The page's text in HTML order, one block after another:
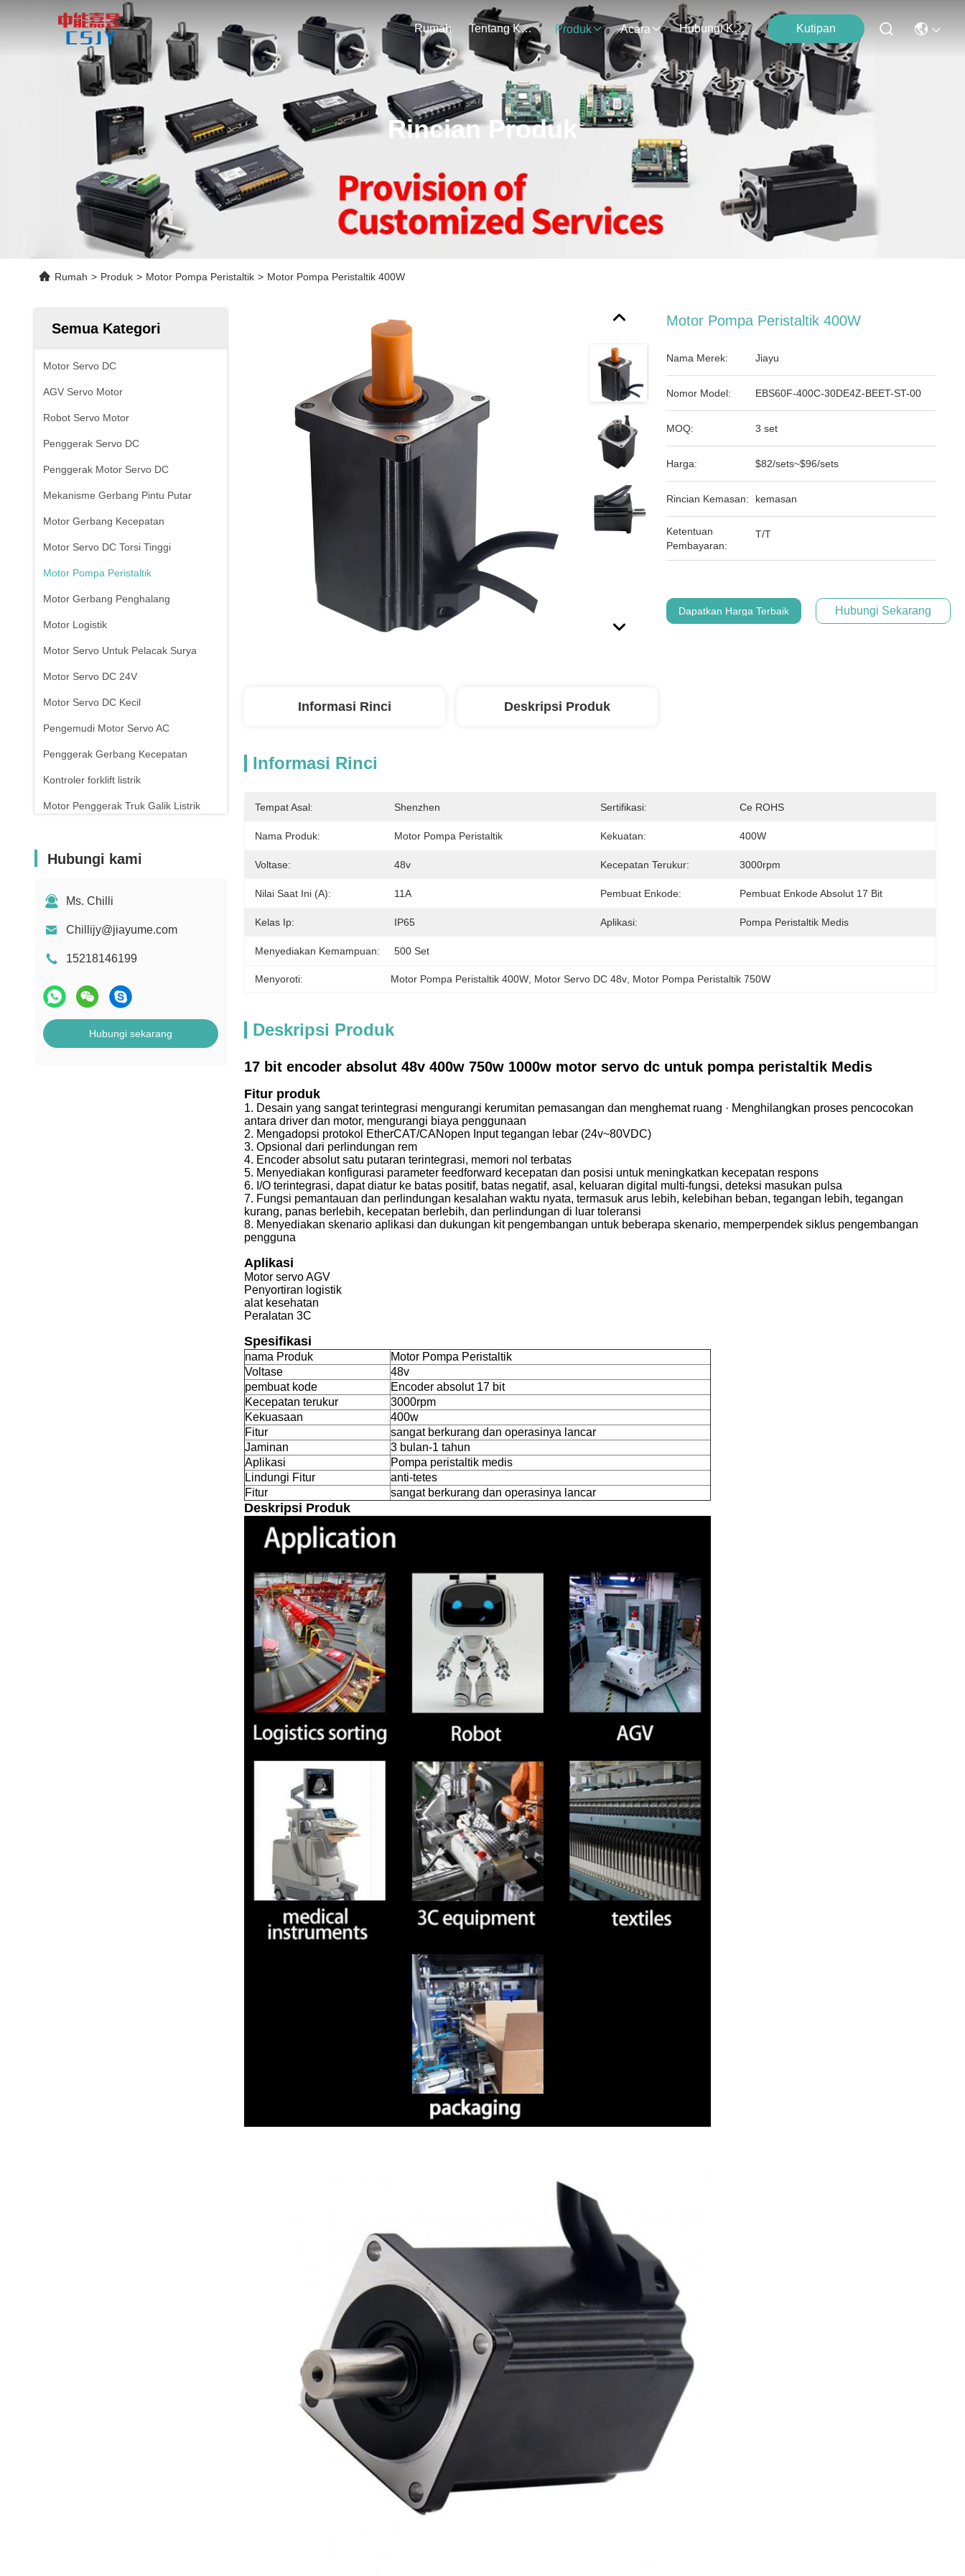
Rumah Tentang Kami Produk Acara Hubungi Kami Kutipan
Rincian Produk
Rumah > Produk > Motor Pompa Peristaltik > Motor Pompa Peristaltik 400W
Semua Kategori
Motor Servo DC
AGV Servo Motor
Robot Servo Motor
Penggerak Servo DC
Penggerak Motor Servo DC
Mekanisme Gerbang Pintu Putar
Motor Gerbang Kecepatan
Motor Servo DC Torsi Tinggi
Motor Pompa Peristaltik
Motor Gerbang Penghalang
Motor Logistik
Motor Servo Untuk Pelacak Surya
Motor Servo DC 24V
Motor Servo DC Kecil
Pengemudi Motor Servo AC
Penggerak Gerbang Kecepatan
Kontroler forklift listrik
Motor Penggerak Truk Galik Listrik
Hubungi kami
Ms. Chilli
Chillijy@jiayume.com
15218146199
Hubungi sekarang
Motor Pompa Peristaltik 400W
Nama Merek: Jiayu
Nomor Model: EBS60F-400C-30DE4Z-BEET-ST-00
MOQ: 3 set
Harga: $82/sets~$96/sets
Rincian Kemasan: kemasan
Ketentuan
Pembayaran:
T/T
Dapatkan Harga Terbaik Hubungi Sekarang
Informasi Rinci Deskripsi Produk
Informasi Rinci
Tempat Asal: Shenzhen Sertifikasi: Ce ROHS
Nama Produk: Motor Pompa Peristaltik Kekuatan: 400W
Voltase: 48v Kecepatan Terukur: 3000rpm
Nilai Saat Ini (A): 11A Pembuat Enkode: Pembuat Enkode Absolut 17 Bit
Kelas Ip: IP65 Aplikasi: Pompa Peristaltik Medis
Menyediakan Kemampuan: 500 Set
Menyoroti: Motor Pompa Peristaltik 400W, Motor Servo DC 48v, Motor Pompa Peristaltik 750W
Deskripsi Produk
17 bit encoder absolut 48v 400w 750w 1000w motor servo dc untuk pompa peristaltik Medis
Fitur produk
1. Desain yang sangat terintegrasi mengurangi kerumitan pemasangan dan menghemat ruang · Menghilangkan proses pencocokan
antara driver dan motor, mengurangi biaya penggunaan
2. Mengadopsi protokol EtherCAT/CANopen Input tegangan lebar (24v~80VDC)
3. Opsional dari perlindungan rem
4. Encoder absolut satu putaran terintegrasi, memori nol terbatas
5. Menyediakan konfigurasi parameter feedforward kecepatan dan posisi untuk meningkatkan kecepatan respons
6. I/O terintegrasi, dapat diatur ke batas positif, batas negatif, asal, keluaran digital multi-fungsi, deteksi masukan pulsa
7. Fungsi pemantauan dan perlindungan kesalahan waktu nyata, termasuk arus lebih, kelebihan beban, tegangan lebih, tegangan
kurang, panas berlebih, kecepatan berlebih, dan perlindungan di luar toleransi
8. Menyediakan skenario aplikasi dan dukungan kit pengembangan untuk beberapa skenario, memperpendek siklus pengembangan
pengguna
Aplikasi
Motor servo AGV
Penyortiran logistik
alat kesehatan
Peralatan 3C
Spesifikasi
nama Produk
Motor Pompa Peristaltik
Voltase
48v
pembuat kode
Encoder absolut 17 bit
Kecepatan terukur
3000rpm
Kekuasaan
400w
Fitur
sangat berkurang dan operasinya lancar
Jaminan
3 bulan-1 tahun
Aplikasi
Pompa peristaltik medis
Lindungi Fitur
anti-tetes
Fitur
sangat berkurang dan operasinya lancar
Deskripsi Produk